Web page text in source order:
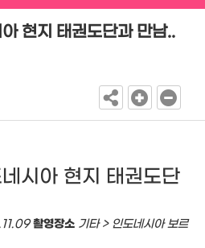
현지 태권도단과 만남..
시아 현지 태권도단
촬영장소 기타 > 인도네시아 보르